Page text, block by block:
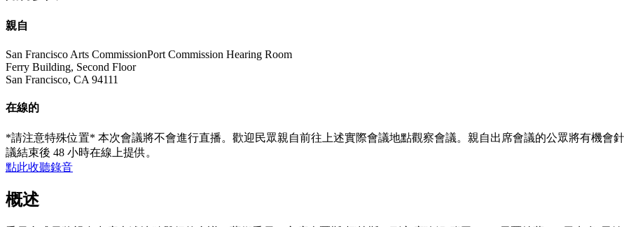
親自
San Francisco Arts CommissionPort Commission Hearing Room
Ferry Building, Second Floor
San Francisco, CA 94111
在線的
*請注意特殊位置* 本次會議將不會進行直播。歡迎民眾親自前往上述實際會議地點觀察會議。親自出席會議的公眾將有機會
議結束後 48 小時在線上提供。
點此收聽錄音
概述